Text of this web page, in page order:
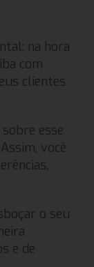
na hora
com
clientes
esse
você
o seu
e de